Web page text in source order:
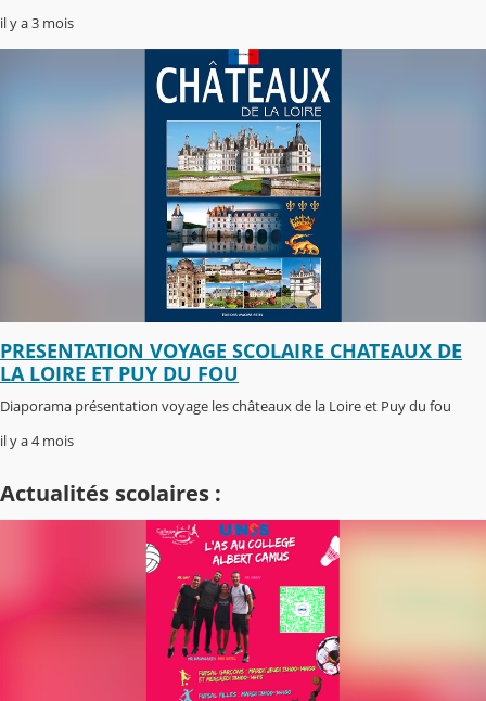
il y a 3 mois
PRESENTATION VOYAGE SCOLAIRE CHATEAUX DE
LA LOIRE ET PUY DU FOU
Diaporama présentation voyage les châteaux de la Loire et Puy du fou
il y a 4 mois
Actualités scolaires :